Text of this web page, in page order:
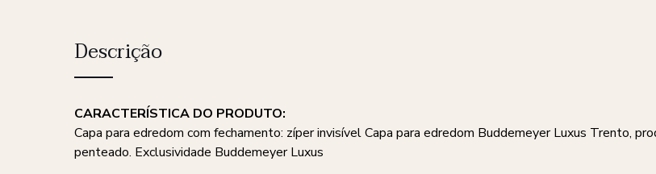
Descrição
CARACTERÍSTICA DO PRODUTO:
Capa para edredom com fechamento: zíper invisível Capa para edredom Buddemeyer Luxus Trento,
penteado. Exclusividade Buddemeyer Luxus